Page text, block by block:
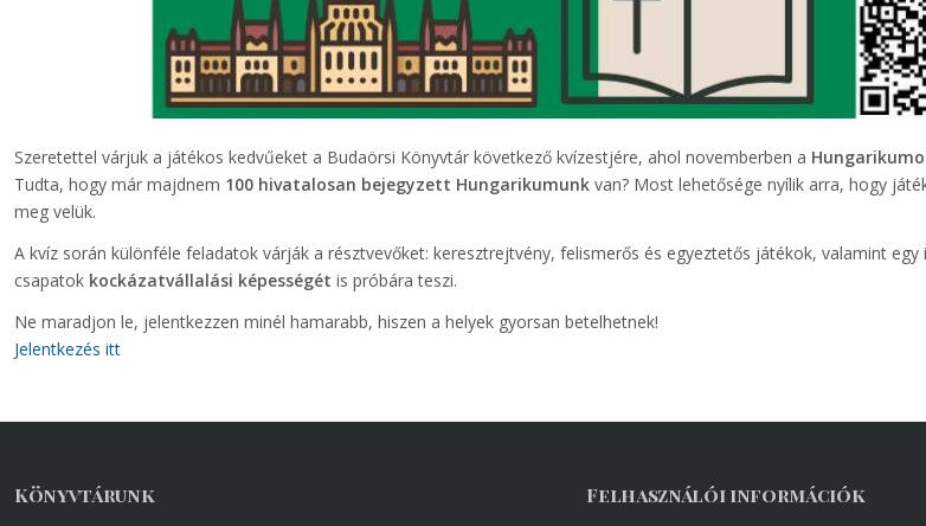
Szeretettel várjuk a játékos kedvűeket a Budaörsi Könyvtár következő kvízestjére, ahol novemberben a
Tudta, hogy már majdnem 100 hivatalosan bejegyzett Hungarikumunk van? Most lehetősége nyílik arra, hogy
meg velük.
A kvíz során különféle feladatok várják a résztvevőket: keresztrejtvény, felismerős és egyeztetős játékok, valamint egy
csapatok kockázatvállalási képességét is próbára teszi.
Ne maradjon le, jelentkezzen minél hamarabb, hiszen a helyek gyorsan betelhetnek!
Jelentkezés itt
Könyvtárunk Felhasználói információk